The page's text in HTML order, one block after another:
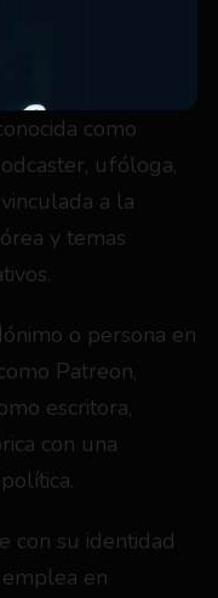
como
ufóloga,
a la
y temas
o persona en
Patreon,
escritora,
con una
con su identidad
en